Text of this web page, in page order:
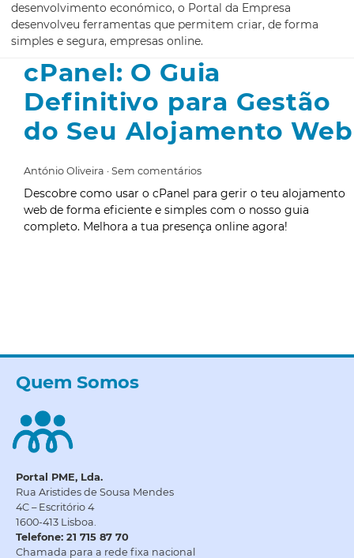
desenvolvimento económico, o Portal da Empresa
desenvolveu ferramentas que permitem criar, de forma
simples e segura, empresas online.
cPanel: O Guia
Definitivo para Gestão
do Seu Alojamento Web
António Oliveira Sem comentários
Descobre como usar o cPanel para gerir o teu alojamento
web de forma eficiente e simples com o nosso guia
completo. Melhora a tua presença online agora!
Quem Somos
Portal PME, Lda.
Rua Aristides de Sousa Mendes
4C – Escritório 4
1600-413 Lisboa.
Telefone: 21 715 87 70
Chamada para a rede fixa nacional